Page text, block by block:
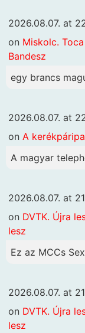
2026.08.07. at
on Miskolc.
Bandesz
egy brancs
2026.08.07. at
on A
A magyar
2026.08.07. at
on DVTK. Újra
lesz
Ez az MCCs
2026.08.07. at
on DVTK. Újra
lesz